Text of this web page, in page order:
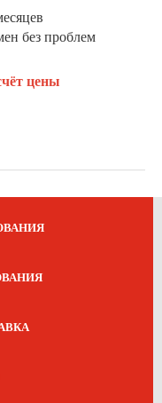
без проблем
цены